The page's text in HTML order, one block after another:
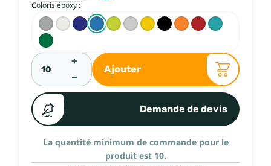
Coloris époxy :
+
−
Ajouter
Demande de devis
La quantité minimum de commande pour le
produit est 10.